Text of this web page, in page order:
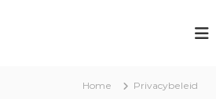
Home Privacybeleid